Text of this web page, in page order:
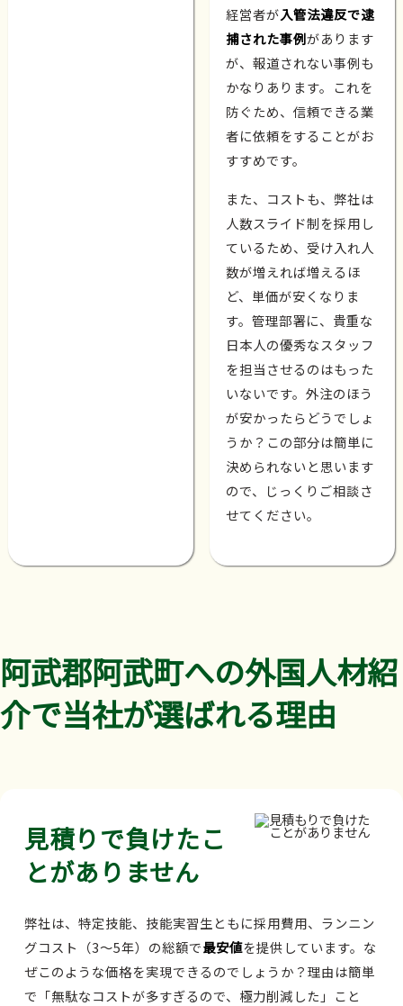
経営者が入管法違反で逮
捕された事例があります
が、報道されない事例も
かなりあります。これを
防ぐため、信頼できる業
者に依頼をすることがお
すすめです。
また、コストも、弊社は
人数スライド制を採用し
ているため、受け入れ人
数が増えれば増えるほ
ど、単価が安くなりま
す。管理部署に、貴重な
日本人の優秀なスタッフ
を担当させるのはもった
いないです。外注のほう
が安かったらどうでしょ
うか？この部分は簡単に
決められないと思います
ので、じっくりご相談さ
せてください。
阿武郡阿武町への外国人材紹
介で当社が選ばれる理由
見積りで負けたこ
とがありません
弊社は、特定技能、技能実習生ともに採用費用、ランニン
グコスト（3～5年）の総額で最安値を提供しています。な
ぜこのような価格を実現できるのでしょうか？理由は簡単
で「無駄なコストが多すぎるので、極力削減した」こと